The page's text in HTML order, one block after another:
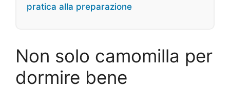
pratica alla preparazione
Non solo camomilla per
dormire bene